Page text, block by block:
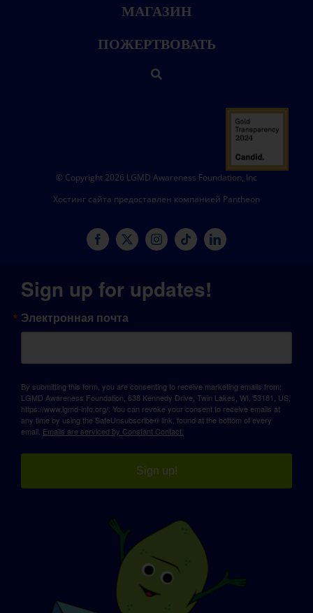
МАГАЗИН
ПОЖЕРТВОВАТЬ
© Copyright 2026 LGMD Awareness Foundation, Inc
Хостинг сайта предоставлен компанией Pantheon
Sign up for updates!
Электронная почта
By submitting this form, you are consenting to receive marketing emails from:
LGMD Awareness Foundation, 638 Kennedy Drive, Twin Lakes, WI, 53181, US,
https://www.lgmd-info.org/. You can revoke your consent to receive emails at
any time by using the SafeUnsubscribe® link, found at the bottom of every
email. Emails are serviced by Constant Contact.
Sign up!